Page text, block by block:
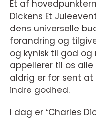
Et af
Dickens Et
dens universelle
forandring og
og kynisk til god
appellerer til os
aldrig er for sent
indre godhed.
I dag er “Charles